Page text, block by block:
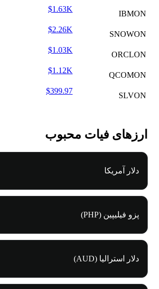
IBMON
$1.63K
SNOWON
$2.26K
ORCLON
$1.03K
QCOMON
$1.12K
SLVON
$399.97
ارزهای فیات محبوب
دلار آمریکا
پزو فیلیپین (PHP)
دلار استرالیا (AUD)